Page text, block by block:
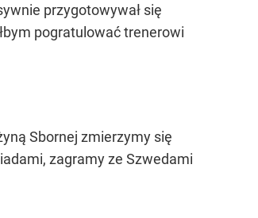
przygotowywał się
pogratulować trenerowi
Sbornej zmierzymy się
zagramy ze Szwedami